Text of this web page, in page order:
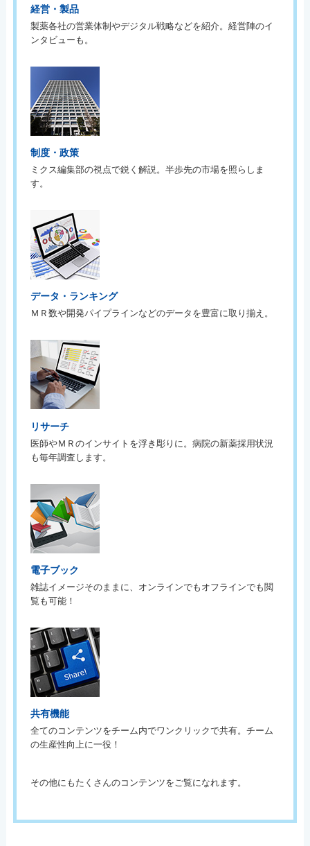
経営・製品
製薬各社の営業体制やデジタル戦略などを紹介。経営陣のイ
ンタビューも。
制度・政策
ミクス編集部の視点で鋭く解説。半歩先の市場を照らしま
す。
データ・ランキング
ＭＲ数や開発パイプラインなどのデータを豊富に取り揃え。
リサーチ
医師やＭＲのインサイトを浮き彫りに。病院の新薬採用状況
も毎年調査します。
電子ブック
雑誌イメージそのままに、オンラインでもオフラインでも閲
覧も可能！
共有機能
全てのコンテンツをチーム内でワンクリックで共有。チーム
の生産性向上に一役！
その他にもたくさんのコンテンツをご覧になれます。